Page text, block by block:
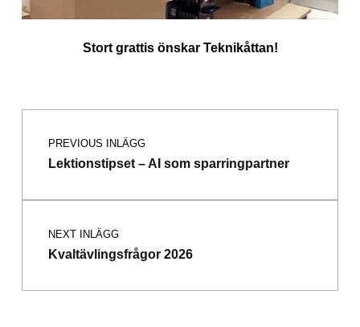
Stort grattis önskar Teknikåttan!
Skip back to main navigation
Inläggsnavigering
PREVIOUS INLÄGG
Lektionstipset – AI som sparringpartner
NEXT INLÄGG
Kvaltävlingsfrågor 2026